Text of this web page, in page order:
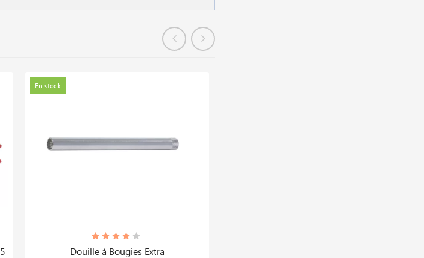
En stock
Douille à Bougies Extra